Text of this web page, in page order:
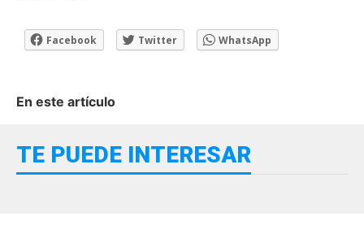
Facebook Twitter WhatsApp
En este artículo
TE PUEDE INTERESAR